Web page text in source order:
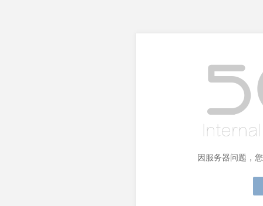
因服务器问题，